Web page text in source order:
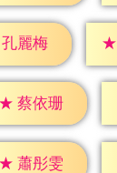
孔麗梅 ★
★ 蔡依珊
★ 蕭彤雯